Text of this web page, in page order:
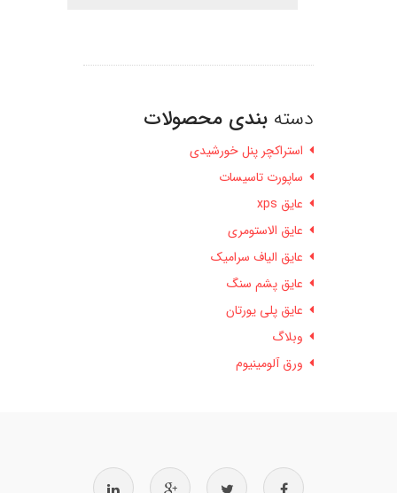
دسته بندی محصولات
استراکچر پنل خورشیدی
ساپورت تاسیسات
عایق xps
عایق الاستومری
عایق الیاف سرامیک
عایق پشم سنگ
عایق پلی یورتان
وبلاگ
ورق آلومینیوم